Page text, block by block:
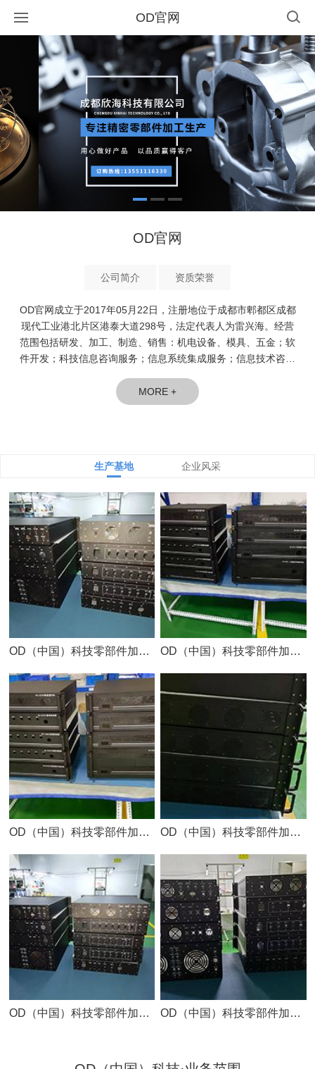
OD官网
OD官网
公司简介 资质荣誉
OD官网成立于2017年05月22日，注册地位于成都市郫都区成都
现代工业港北片区港泰大道298号，法定代表人为雷兴海。经营
范围包括研发、加工、制造、销售：机电设备、模具、五金；软
件开发；科技信息咨询服务；信息系统集成服务；信息技术咨询
MORE +
生产基地 企业风采
OD（中国）科技零部件加工车间 OD（中国）科技零部件加工车间
OD（中国）科技零部件加工车间 OD（中国）科技零部件加工车间
OD（中国）科技零部件加工车间 OD（中国）科技零部件加工车间